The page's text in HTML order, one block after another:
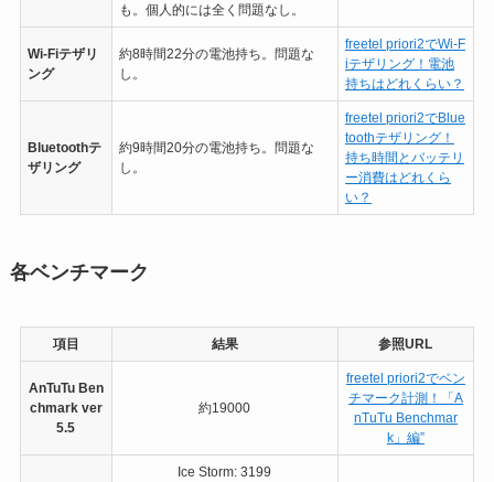
も。個人的には全く問題なし。
Wi-Fiテザリ
ング
約8時間22分の電池持ち。問題な
し。
freetel priori2でWi-F
iテザリング！電池
持ちはどれくらい？
Bluetoothテ
ザリング
約9時間20分の電池持ち。問題な
し。
freetel priori2でBlue
toothテザリング！
持ち時間とバッテリ
ー消費はどれくら
い？
各ベンチマーク
項目 結果 参照URL
AnTuTu Ben
chmark ver
5.5
約19000
freetel priori2でベン
チマーク計測！「A
nTuTu Benchmar
k」編”
Ice Storm: 3199